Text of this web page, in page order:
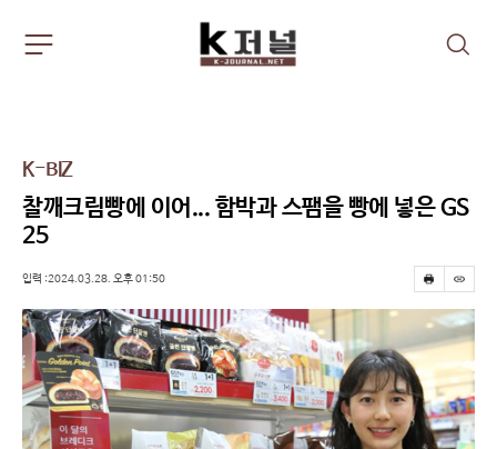
검
주
뉴
펼
치
기
K-BIZ
찰깨크림빵에 이어... 함박과 스팸을 빵에 넣은 GS
25
프
린
트
스
크
랩
입력 :2024.03.28. 오후 01:50